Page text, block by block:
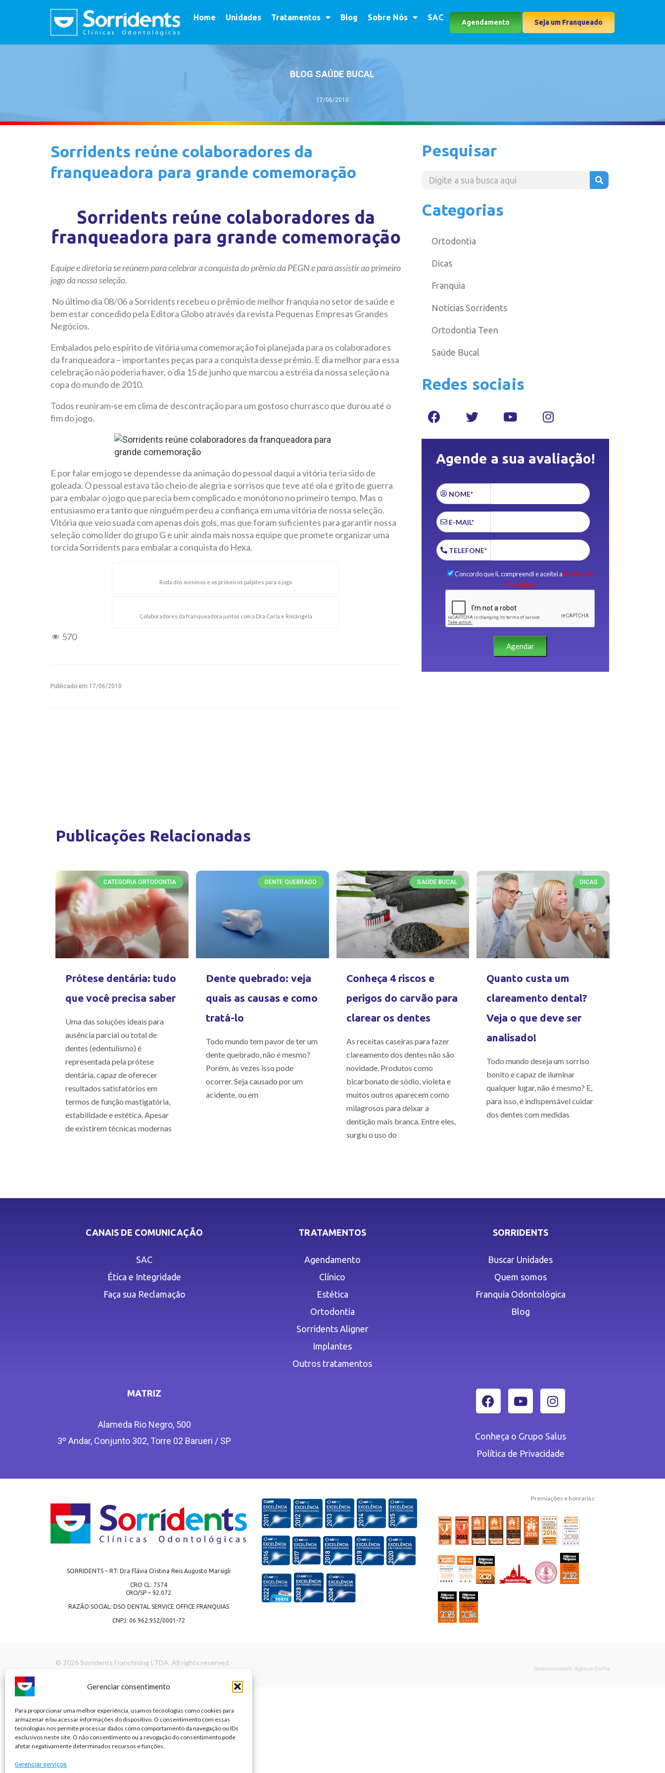
Gerenciar consentimento
Para proporcionar uma melhor experiência, usamos tecnologias como cookies para
armazenar e/ou acessar informações do dispositivo. O consentimento com essas
tecnologias nos permite processar dados como comportamento da navegação ou IDs
exclusivos neste site. O não consentimento ou a revogação do consentimento pode
afetar negativamente determinados recursos e funções.
Gerenciar serviços
Home Unidades Tratamentos Blog Sobre Nós SAC
Agendamento Seja um Franqueado
BLOG SAÚDE BUCAL
17/06/2010
Sorridents reúne colaboradores da
franqueadora para grande comemoração
Sorridents reúne colaboradores da
franqueadora para grande comemoração
Equipe e diretoria se reúnem para celebrar a conquista do prêmio da PEGN e para assistir ao primeiro
jogo da nossa seleção.
No último dia 08/06 a Sorridents recebeu o prêmio de melhor franquia no setor de saúde e
bem estar concedido pela Editora Globo através da revista Pequenas Empresas Grandes
Negócios.
Embalados pelo espírito de vitória uma comemoração foi planejada para os colaboradores
da franqueadora – importantes peças para a conquista desse prêmio. E dia melhor para essa
celebração não poderia haver, o dia 15 de junho que marcou a estréia da nossa seleção na
copa do mundo de 2010.
Todos reuniram-se em clima de descontração para um gostoso churrasco que durou até o
fim do jogo.
E por falar em jogo se dependesse da animação do pessoal daqui a vitória teria sido de
goleada. O pessoal estava tão cheio de alegria e sorrisos que teve até ola e grito de guerra
para embalar o jogo que parecia bem complicado e monótono no primeiro tempo. Mas o
entusiasmo era tanto que ninguém perdeu a confiança em uma vitória de nossa seleção.
Vitória que veio suada com apenas dois gols, mas que foram suficientes para garantir nossa
seleção como líder do grupo G e unir ainda mais nossa equipe que promete organizar uma
torcida Sorridents para embalar a conquista do Hexa.
Roda dos meninos e os primeiros palpites para o jogo
Colaboradores da franqueadora juntos com a Dra Carla e Rosângela
570
Publicado em 17/06/2010
Pesquisar
Categorias
Ortodontia
Dicas
Franquia
Notícias Sorridents
Ortodontia Teen
Saúde Bucal
Redes sociais
Agende a sua avaliação!
NOME*
E-MAIL*
TELEFONE*
Concordo que li, compreendi e aceitei aPolítica de
Privacidade.
Agendar
Publicações Relacionadas
CATEGORIA ORTODONTIA
Prótese dentária: tudo
que você precisa saber
Uma das soluções ideais para
ausência parcial ou total de
dentes (edentulismo) é
representada pela prótese
dentária, capaz de oferecer
resultados satisfatórios em
termos de função mastigatória,
estabilidade e estética. Apesar
de existirem técnicas modernas
DENTE QUEBRADO
Dente quebrado: veja
quais as causas e como
tratá-lo
Todo mundo tem pavor de ter um
dente quebrado, não é mesmo?
Porém, às vezes isso pode
ocorrer. Seja causado por um
acidente, ou em
SAÚDE BUCAL
Conheça 4 riscos e
perigos do carvão para
clarear os dentes
As receitas caseiras para fazer
clareamento dos dentes não são
novidade. Produtos como
bicarbonato de sódio, violeta e
muitos outros aparecem como
milagrosos para deixar a
dentição mais branca. Entre eles,
surgiu o uso do
DICAS
Quanto custa um
clareamento dental?
Veja o que deve ser
analisado!
Todo mundo deseja um sorriso
bonito e capaz de iluminar
qualquer lugar, não é mesmo? E,
para isso, é indispensável cuidar
dos dentes com medidas
CANAIS DE COMUNICAÇÃO
SAC
Ética e Integridade
Faça sua Reclamação
TRATAMENTOS
Agendamento
Clínico
Estética
Ortodontia
Sorridents Aligner
Implantes
Outros tratamentos
SORRIDENTS
Buscar Unidades
Quem somos
Franquia Odontológica
Blog
MATRIZ
Alameda Rio Negro, 500
3º Andar, Conjunto 302, Torre 02 Barueri / SP
Conheça o Grupo Salus
Política de Privacidade
SORRIDENTS – RT: Dra Flávia Cristina Reis Augusto Marsigli
CRO CL: 7574
CRO/SP – 92.072
RAZÃO SOCIAL: DSO DENTAL SERVICE OFFICE FRANQUIAS
CNPJ: 06.962.952/0001-72
Premiações e honrarias:
© 2026 Sorridents Franchising LTDA. All rights reserved.
Desenvolvimento: Agência DocPix